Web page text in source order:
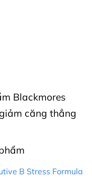
Blackmores
căng thẳng
B Stress Formula